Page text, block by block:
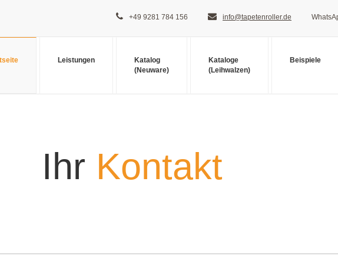
+49 9281 784 156 info@tapetenroller.de
Leistungen
Katalog
(Neuware)
Kataloge
(Leihwalzen)
Beispiele
Ihr Kontakt